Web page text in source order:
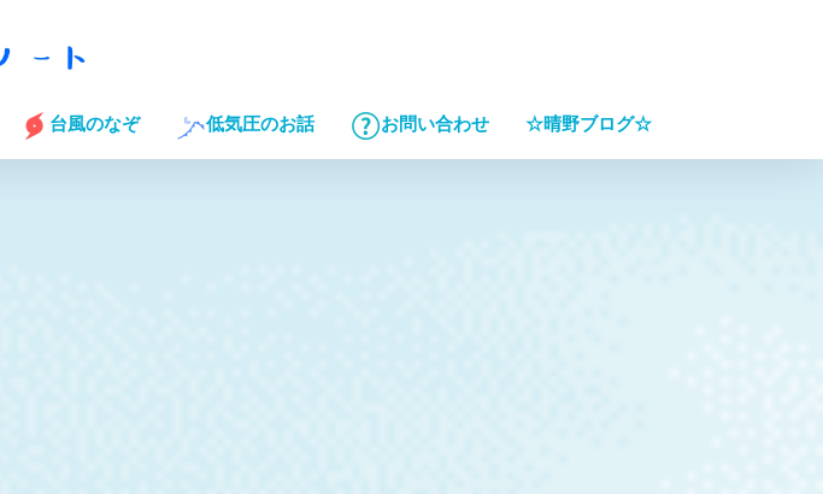
台風のなぞ 低気圧のお話 お問い合わせ ☆晴野ブログ☆